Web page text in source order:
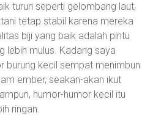
turun seperti gelombang laut,
tetap stabil karena mereka
biji yang baik adalah pintu
lebih mulus. Kadang saya
burung kecil sempat menimbun
ember, seakan-akan ikut
humor-humor kecil itu
ringan.